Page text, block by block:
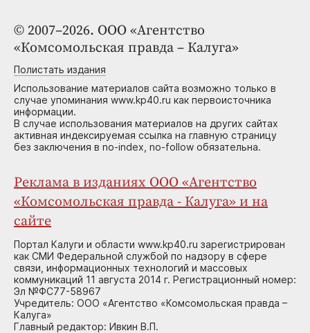
© 2007–2026. ООО «Агентство
«Комсомольская правда – Калуга»
Полистать издания
Использование материалов сайта возможно только в
случае упоминания www.kp40.ru как первоисточника
информации.
В случае использования материалов на других сайтах
активная индексируемая ссылка на главную страницу
без заключения в no-index, no-follow обязательна.
Реклама в изданиях ООО «Агентство
«Комсомольская правда - Калуга» и на
сайте
Портал Калуги и области www.kp40.ru зарегистрирован
как СМИ Федеральной службой по надзору в сфере
связи, информационных технологий и массовых
коммуникаций 11 августа 2014 г. Регистрационный номер:
Эл №ФС77-58967
Учредитель: ООО «Агентство «Комсомольская правда –
Калуга»
Главный редактор: Ивкин В.П.